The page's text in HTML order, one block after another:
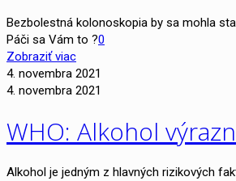
Bezbolestná kolonoskopia by sa mohla
Páči sa Vám to ?0
Zobraziť viac
4. novembra 2021
4. novembra 2021
WHO: Alkohol
Alkohol je jedným z hlavných rizikových